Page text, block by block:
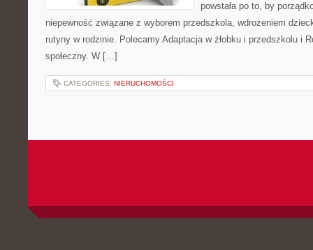
powstała po to, by
niepewność związane z wyborem przedszkola, wdrożeniem
rutyny w rodzinie. Polecamy Adaptacja w żłobku i przedszkolu i
społeczny. W […]
CATEGORIES: NIERUCHOMOŚCI